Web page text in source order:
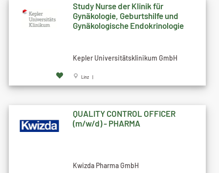
Study Nurse der Klinik für
Gynäkologie, Geburtshilfe und
Gynäkologische Endokrinologie
Kepler Universitätsklinikum GmbH
Linz |
QUALITY CONTROL OFFICER
(m/w/d) - PHARMA
Kwizda Pharma GmbH